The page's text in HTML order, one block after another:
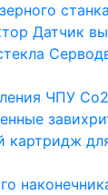
станка
Датчик
ЧПУ Co2
картридж